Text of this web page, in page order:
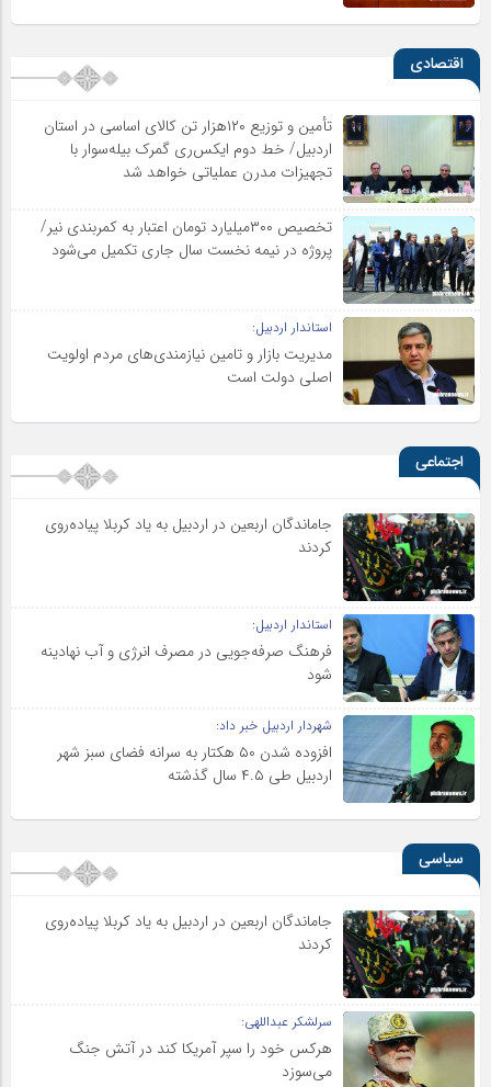
اقتصادی
تأمین و توزیع ۱۲۰هزار تن کالای اساسی در استان
اردبیل/ خط دوم ایکس‌ری گمرک بیله‌سوار با
تجهیزات مدرن عملیاتی خواهد شد
تخصیص ۳۰۰میلیارد تومان اعتبار به کمربندی نیر/
پروژه در نیمه نخست سال جاری تکمیل می‌شود
استاندار اردبیل:
مدیریت بازار و تامین نیازمندی‌های مردم اولویت‌
اصلی دولت است
اجتماعی
جاماندگان اربعین در اردبیل به یاد کربلا پیاده‌روی
کردند
استاندار اردبیل:
فرهنگ صرفه‌جویی در مصرف انرژی و آب نهادینه
شود
شهردار اردبیل خبر داد:
افزوده شدن ۵۰ هکتار به سرانه فضای سبز شهر
اردبیل طی ۴.۵ سال گذشته
سیاسی
جاماندگان اربعین در اردبیل به یاد کربلا پیاده‌روی
کردند
سرلشکر عبداللهی:
هرکس خود را سپر آمریکا کند در آتش جنگ
می‌سوزد